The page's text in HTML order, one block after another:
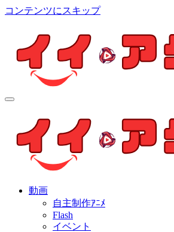
コンテンツにスキップ
個人制作アニメを中心とした動画紹介
動画
自主制作ｱﾆﾒ
Flash
イベント